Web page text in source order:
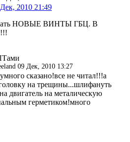
2010 21:49
НОВЫЕ ВИНТЫ ГБЦ. В
09 Дек, 2010 13:27
сказано!все не читал!!!а
на трещины...шлифануть
двигатель на металическую
герметиком!много